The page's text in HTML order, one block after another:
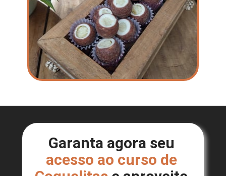
acesso ao curso de